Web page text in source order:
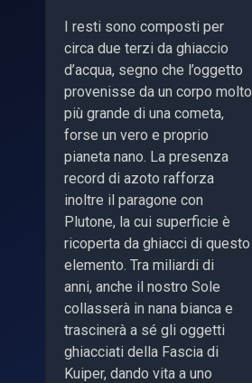
I resti sono composti per
circa due terzi da ghiaccio
d’acqua, segno che l’oggetto
provenisse da un corpo molto
più grande di una cometa,
forse un vero e proprio
pianeta nano. La presenza
record di azoto rafforza
inoltre il paragone con
Plutone, la cui superficie è
ricoperta da ghiacci di questo
elemento. Tra miliardi di
anni, anche il nostro Sole
collasserà in nana bianca e
trascinerà a sé gli oggetti
ghiacciati della Fascia di
Kuiper, dando vita a uno